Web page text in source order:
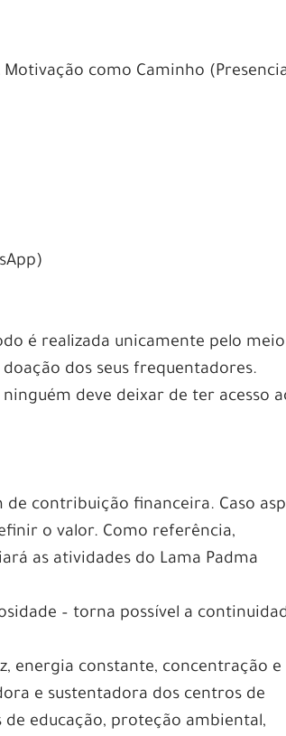
Motivação como Caminho
é realizada unicamente pelo meio
dos seus frequentadores.
deve deixar de ter acesso
de contribuição financeira. Caso
o valor. Como referência,
as atividades do Lama Padma
– torna possível a
energia constante, concentração e
e sustentadora dos centros de
educação, proteção ambiental,